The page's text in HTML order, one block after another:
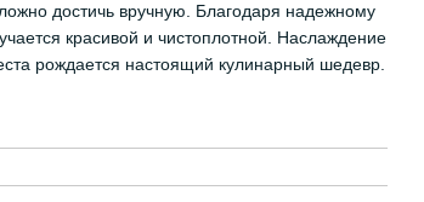
достичь вручную. Благодаря надежному
красивой и чистоплотной. Наслаждение
рождается настоящий кулинарный шедевр.